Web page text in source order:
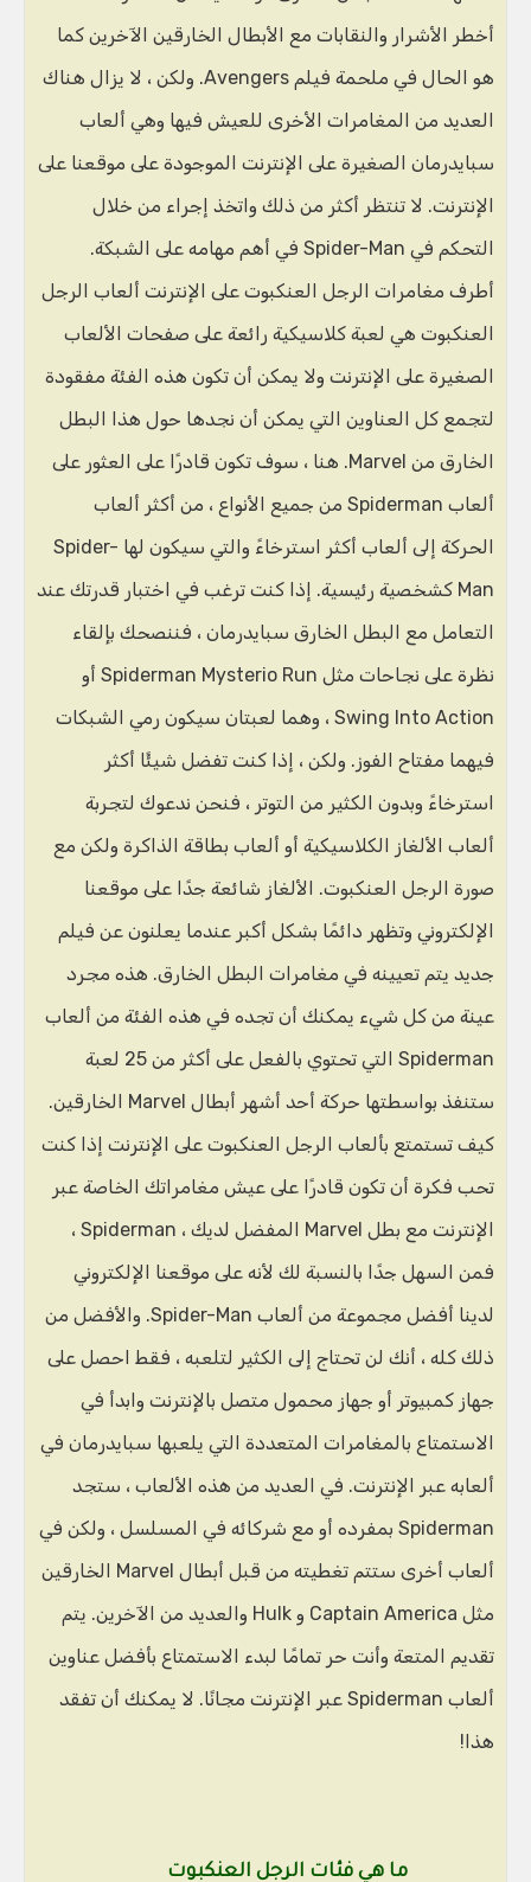
أخطر الأشرار والنقابات مع الأبطال الخارقين الآخرين كما
هو الحال في ملحمة فيلم Avengers. ولكن ، لا يزال هناك
العديد من المغامرات الأخرى للعيش فيها وهي ألعاب
سبايدرمان الصغيرة على الإنترنت الموجودة على موقعنا على
الإنترنت. لا تنتظر أكثر من ذلك واتخذ إجراء من خلال
التحكم في Spider-Man في أهم مهامه على الشبكة.
أطرف مغامرات الرجل العنكبوت على الإنترنت ألعاب الرجل
العنكبوت هي لعبة كلاسيكية رائعة على صفحات الألعاب
الصغيرة على الإنترنت ولا يمكن أن تكون هذه الفئة مفقودة
لتجمع كل العناوين التي يمكن أن نجدها حول هذا البطل
الخارق من Marvel. هنا ، سوف تكون قادرًا على العثور على
ألعاب Spiderman من جميع الأنواع ، من أكثر ألعاب
الحركة إلى ألعاب أكثر استرخاءً والتي سيكون لها Spider-
Man كشخصية رئيسية. إذا كنت ترغب في اختبار قدرتك عند
التعامل مع البطل الخارق سبايدرمان ، فننصحك بإلقاء
نظرة على نجاحات مثل Spiderman Mysterio Run أو
Swing Into Action ، وهما لعبتان سيكون رمي الشبكات
فيهما مفتاح الفوز. ولكن ، إذا كنت تفضل شيئًا أكثر
استرخاءً وبدون الكثير من التوتر ، فنحن ندعوك لتجربة
ألعاب الألغاز الكلاسيكية أو ألعاب بطاقة الذاكرة ولكن مع
صورة الرجل العنكبوت. الألغاز شائعة جدًا على موقعنا
الإلكتروني وتظهر دائمًا بشكل أكبر عندما يعلنون عن فيلم
جديد يتم تعيينه في مغامرات البطل الخارق. هذه مجرد
عينة من كل شيء يمكنك أن تجده في هذه الفئة من ألعاب
Spiderman التي تحتوي بالفعل على أكثر من 25 لعبة
ستنفذ بواسطتها حركة أحد أشهر أبطال Marvel الخارقين.
كيف تستمتع بألعاب الرجل العنكبوت على الإنترنت إذا كنت
تحب فكرة أن تكون قادرًا على عيش مغامراتك الخاصة عبر
الإنترنت مع بطل Marvel المفضل لديك ، Spiderman ،
فمن السهل جدًا بالنسبة لك لأنه على موقعنا الإلكتروني
لدينا أفضل مجموعة من ألعاب Spider-Man. والأفضل من
ذلك كله ، أنك لن تحتاج إلى الكثير لتلعبه ، فقط احصل على
جهاز كمبيوتر أو جهاز محمول متصل بالإنترنت وابدأ في
الاستمتاع بالمغامرات المتعددة التي يلعبها سبايدرمان في
ألعابه عبر الإنترنت. في العديد من هذه الألعاب ، ستجد
Spiderman بمفرده أو مع شركائه في المسلسل ، ولكن في
ألعاب أخرى ستتم تغطيته من قبل أبطال Marvel الخارقين
مثل Captain America و Hulk والعديد من الآخرين. يتم
تقديم المتعة وأنت حر تمامًا لبدء الاستمتاع بأفضل عناوين
ألعاب Spiderman عبر الإنترنت مجانًا. لا يمكنك أن تفقد
هذا!
ما هي فئات الرجل العنكبوت